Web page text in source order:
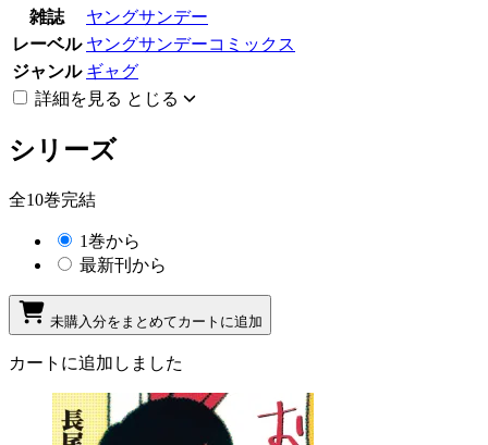
雑誌
ヤングサンデー
レーベル ヤングサンデーコミックス
ジャンル ギャグ
詳細を見る とじる
シリーズ
全10巻完結
1巻から
最新刊から
未購入分をまとめてカートに追加
カートに追加しました